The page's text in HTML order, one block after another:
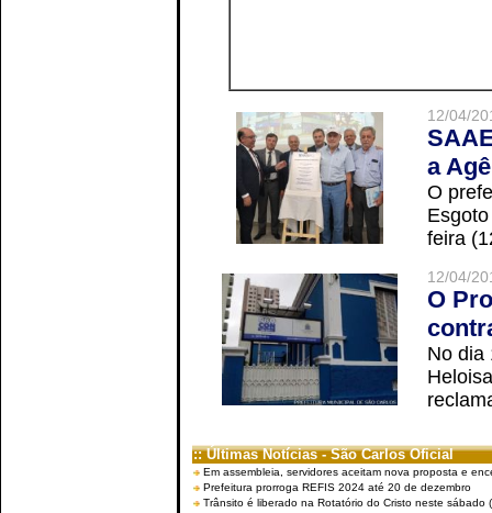
12/04/
a
O
feira
12/04/
O
No dia
:: Últimas Notícias - São Carlos Oficial
Em assembleia, servidores aceitam nova proposta e
Prefeitura prorroga REFIS 2024 até 20 de dezembro
Trânsito é liberado na Rotatório do Cristo neste sábado